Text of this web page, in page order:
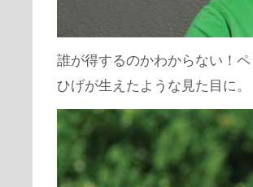
誰が得するのかわからない！
ひげが生えたような見た目に。